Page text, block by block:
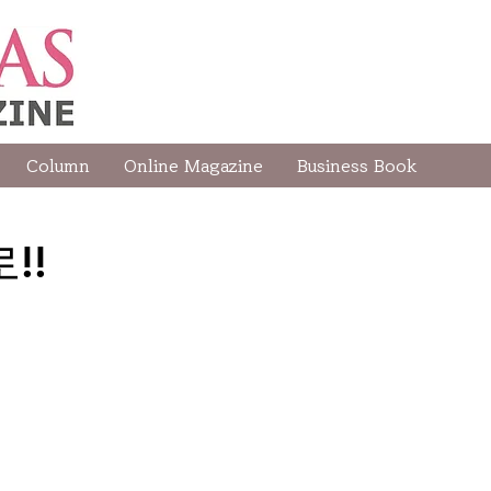
Column Online Magazine Business Book
!!